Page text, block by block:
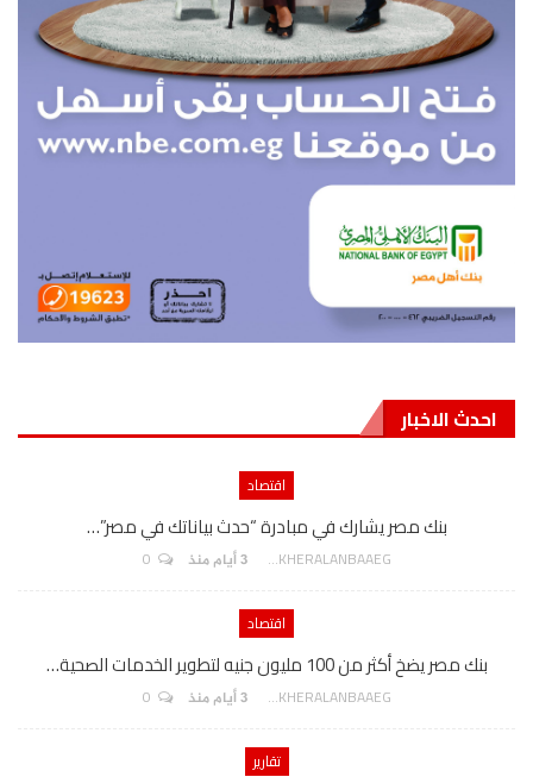
احدث الاخبار
اقتصاد
بنك مصر يشارك في مبادرة “حدث بياناتك في مصر”…
AKHERALANBAAEG 3 أيام منذ
اقتصاد
بنك مصر يضخ أكثر من 100 مليون جنيه لتطوير الخدمات الصحية…
AKHERALANBAAEG 3 أيام منذ
تقارير